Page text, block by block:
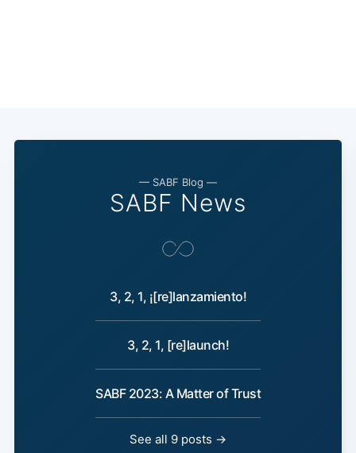
— SABF Blog —
SABF News
3, 2, 1, ¡[re]lanzamiento!
3, 2, 1, [re]launch!
SABF 2023: A Matter of Trust
See all 9 posts →